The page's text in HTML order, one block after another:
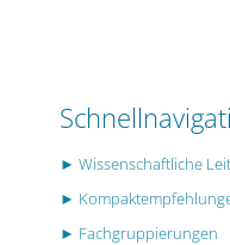
► Wissenschaftliche
►
► Fachgruppierungen